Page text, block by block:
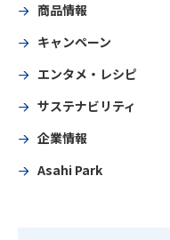
商品情報
キャンペーン
エンタメ・レシピ
サステナビリティ
企業情報
Asahi Park